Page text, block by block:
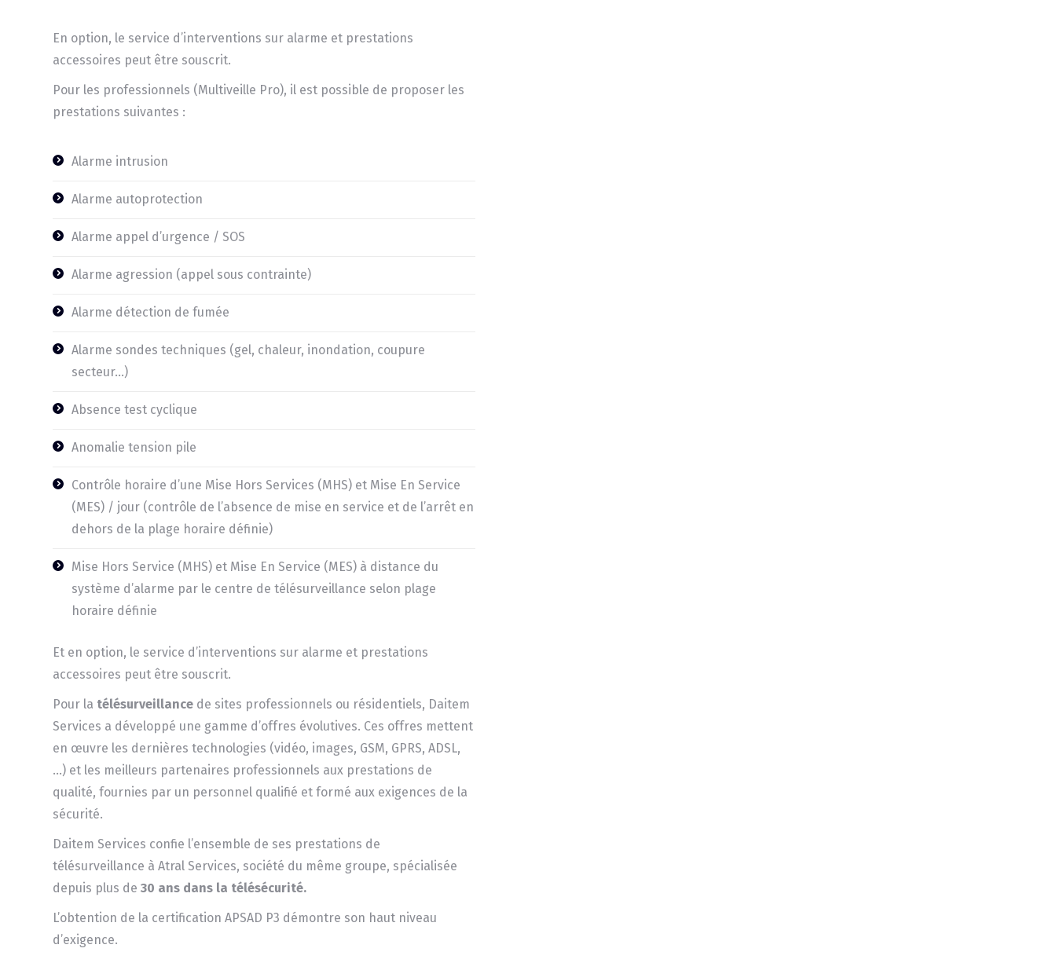
En option, le service d’interventions sur alarme et prestations
accessoires peut être souscrit.
Pour les professionnels (Multiveille Pro), il est possible de proposer les
prestations suivantes :
Alarme intrusion
Alarme autoprotection
Alarme appel d’urgence / SOS
Alarme agression (appel sous contrainte)
Alarme détection de fumée
Alarme sondes techniques (gel, chaleur, inondation, coupure
secteur…)
Absence test cyclique
Anomalie tension pile
Contrôle horaire d’une Mise Hors Services (MHS) et Mise En Service
(MES) / jour (contrôle de l’absence de mise en service et de l’arrêt en
dehors de la plage horaire définie)
Mise Hors Service (MHS) et Mise En Service (MES) à distance du
système d’alarme par le centre de télésurveillance selon plage
horaire définie
Et en option, le service d’interventions sur alarme et prestations
accessoires peut être souscrit.
Pour la télésurveillance de sites professionnels ou résidentiels, Daitem
Services a développé une gamme d’offres évolutives. Ces offres mettent
en œuvre les dernières technologies (vidéo, images, GSM, GPRS, ADSL,
…) et les meilleurs partenaires professionnels aux prestations de
qualité, fournies par un personnel qualifié et formé aux exigences de la
sécurité.
Daitem Services confie l’ensemble de ses prestations de
télésurveillance à Atral Services, société du même groupe, spécialisée
depuis plus de30 ans dans la télésécurité.
L’obtention de la certification APSAD P3 démontre son haut niveau
d’exigence.